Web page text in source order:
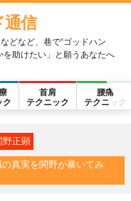
通信
どなど、巷で“ゴッドハン
を助けたい」と願うあなたへ
ク
首肩
テクニック
腰痛
テクニック
野正顕
の真実を関野が暴いてみ